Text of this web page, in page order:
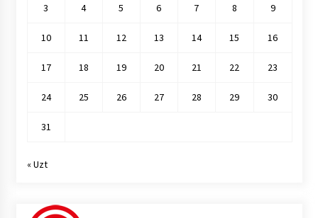
3 4 5 6 7 8 9
10 11 12 13 14 15 16
17 18 19 20 21 22 23
24 25 26 27 28 29 30
31
« Uzt